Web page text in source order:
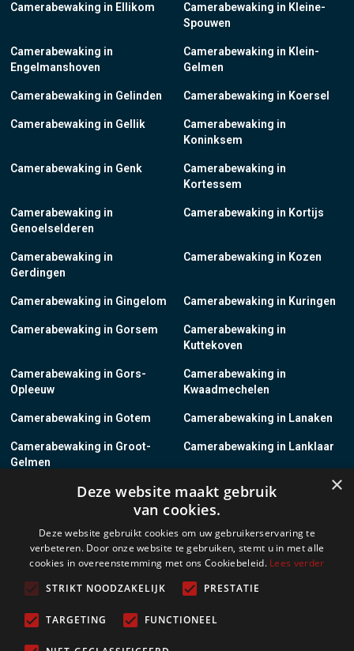
Camerabewaking in Ellikom
Camerabewaking in
Engelmanshoven
Camerabewaking in Gelinden
Camerabewaking in Gellik
Camerabewaking in Genk
Camerabewaking in
Genoelselderen
Camerabewaking in
Gerdingen
Camerabewaking in Gingelom
Camerabewaking in Gorsem
Camerabewaking in Gors-
Opleeuw
Camerabewaking in Gotem
Camerabewaking in Groot-
Gelmen
Camerabewaking in Groot-
Camerabewaking in Grote-
Brogel
Camerabewaking in Grote-
Spouwen
Camerabewaking in Gruitrode
Camerabewaking in Kleine-
Spouwen
Camerabewaking in Klein-
Gelmen
Camerabewaking in Koersel
Camerabewaking in
Koninksem
Camerabewaking in
Kortessem
Camerabewaking in Kortijs
Camerabewaking in Kozen
Camerabewaking in Kuringen
Camerabewaking in
Kuttekoven
Camerabewaking in
Kwaadmechelen
Camerabewaking in Lanaken
Camerabewaking in Lanklaar
Camerabewaking in Lauw
Camerabewaking in
Leopoldsburg
Camerabewaking in Leut
Camerabewaking in Linkhout
×
Deze website maakt gebruik
van cookies.
Deze website gebruikt cookies om uw gebruikerservaring te
verbeteren. Door onze website te gebruiken, stemt u in met alle
cookies in overeenstemming met ons Cookiebeleid. Lees verder
STRIKT NOODZAKELIJK
PRESTATIE
TARGETING FUNCTIONEEL